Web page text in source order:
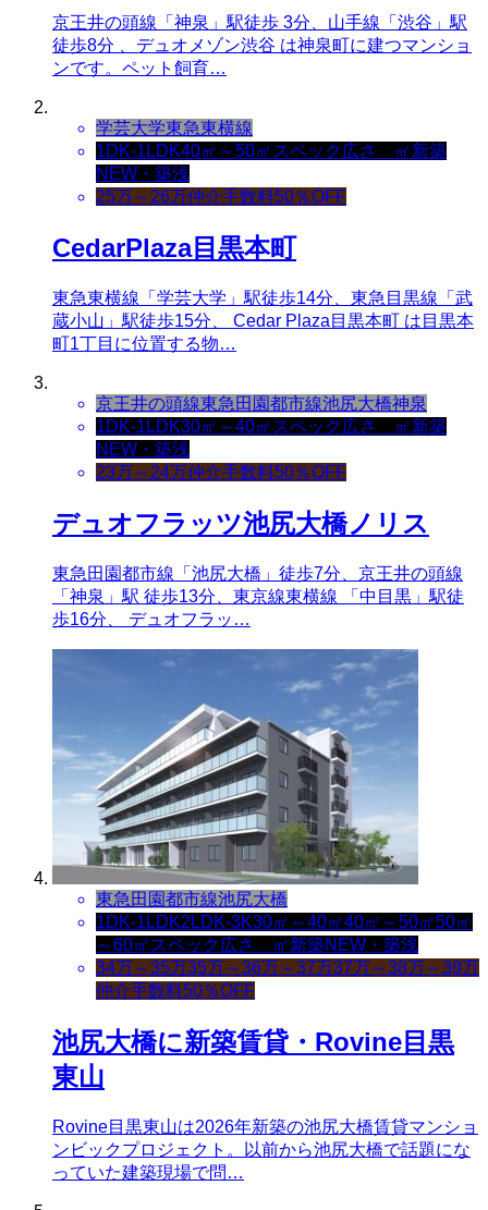
京王井の頭線「神泉」駅徒歩 3分、山手線「渋谷」駅
徒歩8分 、デュオメゾン渋谷 は神泉町に建つマンショ
ンです。ペット飼育…
学芸大学東急東横線
1DK-1LDK40㎡～50㎡スペック広さ ㎡新築
NEW・築浅
25万～26万仲介手数料50％OFF
CedarPlaza目黒本町
東急東横線「学芸大学」駅徒歩14分、東急目黒線「武
蔵小山」駅徒歩15分、 Cedar Plaza目黒本町 は目黒本
町1丁目に位置する物…
京王井の頭線東急田園都市線池尻大橋神泉
1DK-1LDK30㎡～40㎡ スペック 広さ ㎡新築
NEW・築浅
23万～24万仲介手数料50％OFF
デュオフラッツ池尻大橋ノリス
東急田園都市線「池尻大橋」徒歩7分、京王井の頭線
「神泉」駅 徒歩13分、東京線東横線 「中目黒」駅徒
歩16分、 デュオフラッ…
東急田園都市線池尻大橋
1DK-1LDK2LDK-3K30㎡～40㎡40㎡～50㎡50㎡
～60㎡ スペック 広さ ㎡新築NEW・築浅
34万～35万35万～36万～37万37万～38万～39万
仲介手数料50％OFF
池尻大橋に新築賃貸・Rovine目黒
東山
Rovine目黒東山は2026年新築の池尻大橋賃貸マンショ
ンビックプロジェクト。以前から池尻大橋で話題にな
っていた建築現場で問…